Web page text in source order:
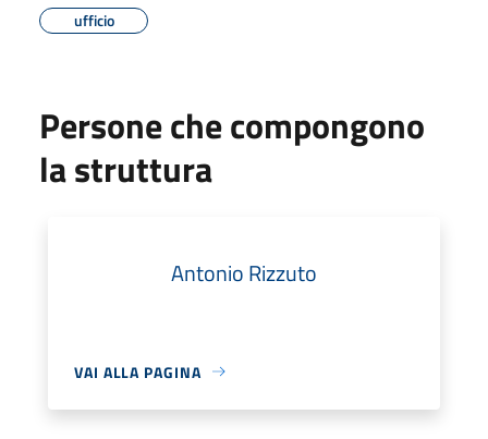
ufficio
Persone che compongono
la struttura
Antonio Rizzuto
VAI ALLA PAGINA